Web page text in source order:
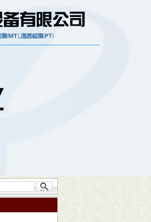
：超声检测（UT）；射线检测（RT）；渗透检测（